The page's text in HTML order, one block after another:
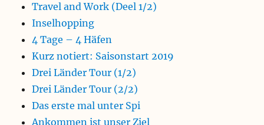
Travel and Work (Deel 1/2)
Inselhopping
4 Tage – 4 Häfen
Kurz notiert: Saisonstart 2019
Drei Länder Tour (1/2)
Drei Länder Tour (2/2)
Das erste mal unter Spi
Ankommen ist unser Ziel